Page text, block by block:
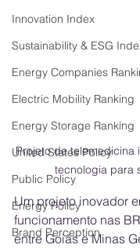
Innovation Index
Sustainability & ESG
Energy Companies
Electric Mobility Ranking
Energy Storage Ranking
United States Policy
Public Policy
Energy Policy
Brand Perception
Projeto de telemedicina
tecnologia para
Um projeto inovador
funcionamento nas
entre Goiás e Minas